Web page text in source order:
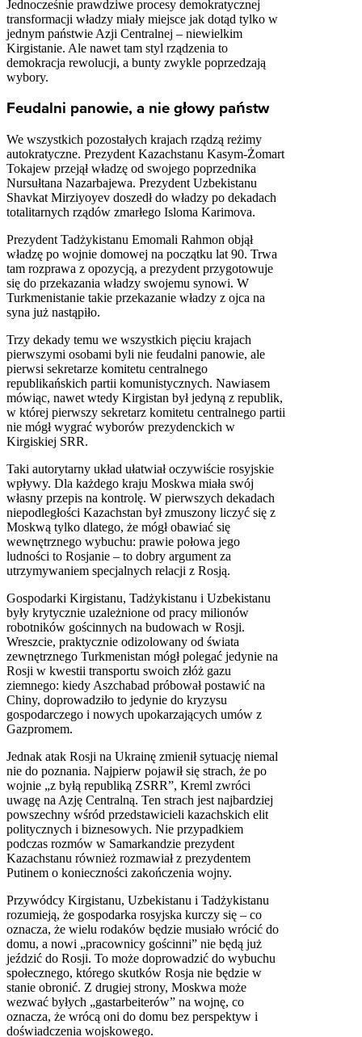
Jednocześnie prawdziwe procesy demokratycznej
transformacji władzy miały miejsce jak dotąd tylko w
jednym państwie Azji Centralnej – niewielkim
Kirgistanie. Ale nawet tam styl rządzenia to
demokracja rewolucji, a bunty zwykle poprzedzają
wybory.
Feudalni panowie, a nie głowy państw
We wszystkich pozostałych krajach rządzą reżimy
autokratyczne. Prezydent Kazachstanu Kasym-Żomart
Tokajew przejął władzę od swojego poprzednika
Nursułtana Nazarbajewa. Prezydent Uzbekistanu
Shavkat Mirziyoyev doszedł do władzy po dekadach
totalitarnych rządów zmarłego Isloma Karimova.
Prezydent Tadżykistanu Emomali Rahmon objął
władzę po wojnie domowej na początku lat 90. Trwa
tam rozprawa z opozycją, a prezydent przygotowuje
się do przekazania władzy swojemu synowi. W
Turkmenistanie takie przekazanie władzy z ojca na
syna już nastąpiło.
Trzy dekady temu we wszystkich pięciu krajach
pierwszymi osobami byli nie feudalni panowie, ale
pierwsi sekretarze komitetu centralnego
republikańskich partii komunistycznych. Nawiasem
mówiąc, nawet wtedy Kirgistan był jedyną z republik,
w której pierwszy sekretarz komitetu centralnego partii
nie mógł wygrać wyborów prezydenckich w
Kirgiskiej SRR.
Taki autorytarny układ ułatwiał oczywiście rosyjskie
wpływy. Dla każdego kraju Moskwa miała swój
własny przepis na kontrolę. W pierwszych dekadach
niepodległości Kazachstan był zmuszony liczyć się z
Moskwą tylko dlatego, że mógł obawiać się
wewnętrznego wybuchu: prawie połowa jego
ludności to Rosjanie – to dobry argument za
utrzymywaniem specjalnych relacji z Rosją.
Gospodarki Kirgistanu, Tadżykistanu i Uzbekistanu
były krytycznie uzależnione od pracy milionów
robotników gościnnych na budowach w Rosji.
Wreszcie, praktycznie odizolowany od świata
zewnętrznego Turkmenistan mógł polegać jedynie na
Rosji w kwestii transportu swoich złóż gazu
ziemnego: kiedy Aszchabad próbował postawić na
Chiny, doprowadziło to jedynie do kryzysu
gospodarczego i nowych upokarzających umów z
Gazpromem.
Jednak atak Rosji na Ukrainę zmienił sytuację niemal
nie do poznania. Najpierw pojawił się strach, że po
wojnie „z byłą republiką ZSRR”, Kreml zwróci
uwagę na Azję Centralną. Ten strach jest najbardziej
powszechny wśród przedstawicieli kazachskich elit
politycznych i biznesowych. Nie przypadkiem
podczas rozmów w Samarkandzie prezydent
Kazachstanu również rozmawiał z prezydentem
Putinem o konieczności zakończenia wojny.
Przywódcy Kirgistanu, Uzbekistanu i Tadżykistanu
rozumieją, że gospodarka rosyjska kurczy się – co
oznacza, że wielu rodaków będzie musiało wrócić do
domu, a nowi „pracownicy gościnni” nie będą już
jeździć do Rosji. To może doprowadzić do wybuchu
społecznego, którego skutków Rosja nie będzie w
stanie obronić. Z drugiej strony, Moskwa może
wezwać byłych „gastarbeiterów” na wojnę, co
oznacza, że wrócą oni do domu bez perspektyw i
doświadczenia wojskowego.